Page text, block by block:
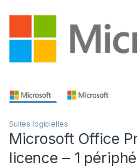
Suites logicielles
Microsoft Office
licence – 1